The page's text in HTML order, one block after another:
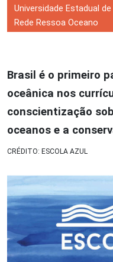
Universidade Estadual
Rede Ressoa Oceano
Brasil é o primeiro
oceânica nos
conscientização
oceanos e a
CRÉDITO: ESCOLA AZUL